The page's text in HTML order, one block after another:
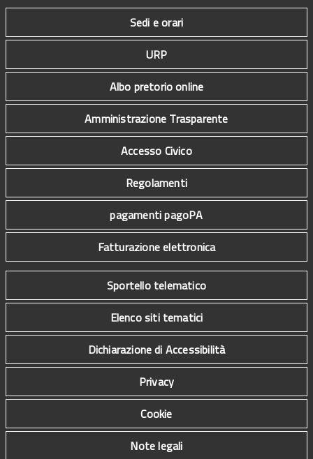
Sedi e orari
URP
Albo pretorio online
Amministrazione Trasparente
Accesso Civico
Regolamenti
pagamenti pagoPA
Fatturazione elettronica
Sportello telematico
Elenco siti tematici
Dichiarazione di Accessibilità
Privacy
Cookie
Note legali